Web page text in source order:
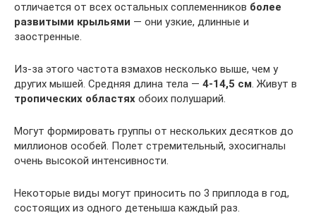
отличается от всех остальных соплеменников более
развитыми крыльями — они узкие, длинные и
заостренные.
Из-за этого частота взмахов несколько выше, чем у
других мышей. Средняя длина тела — 4-14,5 см. Живут в
тропических областях обоих полушарий.
Могут формировать группы от нескольких десятков до
миллионов особей. Полет стремительный, эхосигналы
очень высокой интенсивности.
Некоторые виды могут приносить по 3 приплода в год,
состоящих из одного детеныша каждый раз.